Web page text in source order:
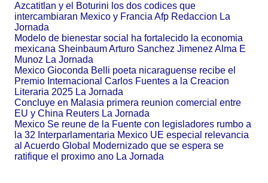
Azcatitlan y el Boturini los dos codices que
intercambiaran Mexico y Francia Afp Redaccion La
Jornada
Modelo de bienestar social ha fortalecido la economia
mexicana Sheinbaum Arturo Sanchez Jimenez Alma E
Munoz La Jornada
Mexico Gioconda Belli poeta nicaraguense recibe el
Premio Internacional Carlos Fuentes a la Creacion
Literaria 2025 La Jornada
Concluye en Malasia primera reunion comercial entre
EU y China Reuters La Jornada
Mexico Se reune de la Fuente con legisladores rumbo a
la 32 Interparlamentaria Mexico UE especial relevancia
al Acuerdo Global Modernizado que se espera se
ratifique el proximo ano La Jornada